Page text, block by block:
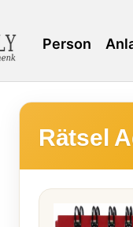
Person
Rätsel